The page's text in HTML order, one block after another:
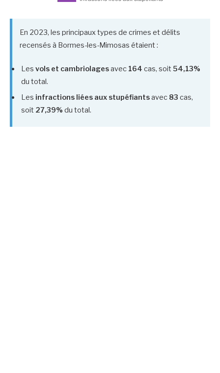
En 2023, les principaux types de crimes et délits
recensés à Bormes-les-Mimosas étaient :
Les vols et cambriolagesavec 164 cas, soit 54,13%
du total.
Les infractions liées aux stupéfiantsavec 83 cas,
soit 27,39% du total.